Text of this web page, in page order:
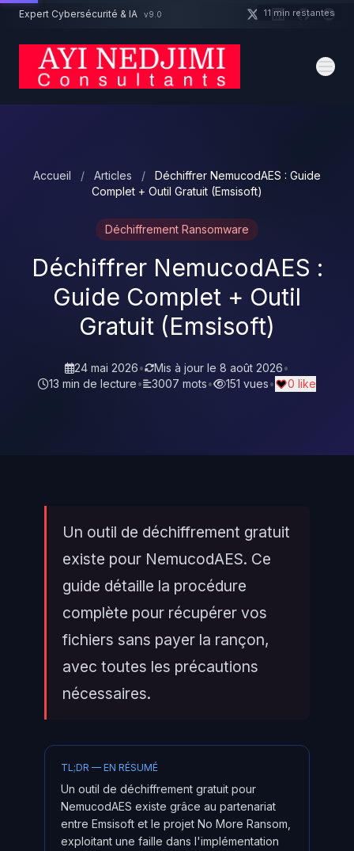
Aller au contenu principal
Expert Cybersécurité & IA v9.0
Accueil / Articles /
Déchiffrer NemucodAES : Guide
Complet + Outil Gratuit (Emsisoft)
Déchiffrement Ransomware
Déchiffrer NemucodAES :
Guide Complet + Outil
Gratuit (Emsisoft)
24 mai 2026• Mis à jour le 8 août 2026•
13 min de lecture• 3007 mots• 151 vues• 0 like
Un outil de déchiffrement gratuit
existe pour NemucodAES. Ce
guide détaille la procédure
complète pour récupérer vos
fichiers sans payer la rançon,
avec toutes les précautions
nécessaires.
TL;DR — EN RÉSUMÉ
Un outil de déchiffrement gratuit pour
NemucodAES existe grâce au partenariat
entre Emsisoft et le projet No More Ransom,
exploitant une faille dans l'implémentation
Un projet cybersécurité ? 11 min restantes